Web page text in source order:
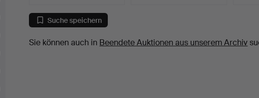
Suche speichern
Sie können auch in Beendete Auktionen aus unserem Archiv